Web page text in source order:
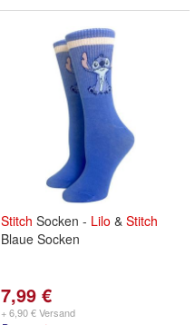
Stitch Socken - Lilo & Stitch
Blaue Socken
7,99 €
+ 6,90 € Versand